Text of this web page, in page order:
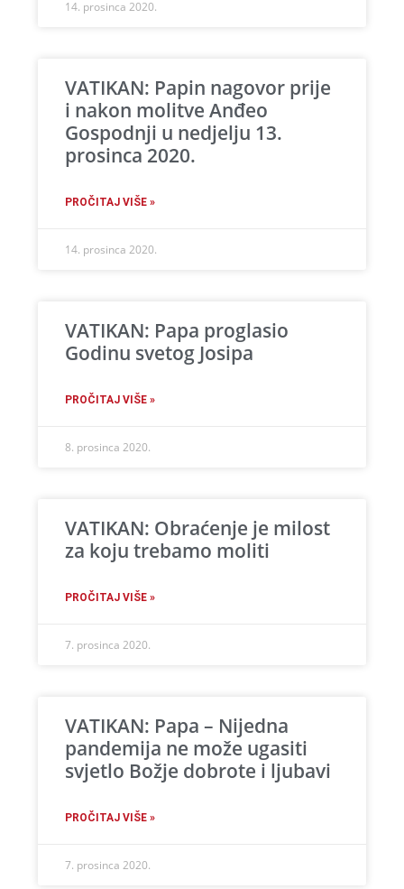
14. prosinca 2020.
VATIKAN: Papin nagovor prije
i nakon molitve Anđeo
Gospodnji u nedjelju 13.
prosinca 2020.
PROČITAJ VIŠE »
14. prosinca 2020.
VATIKAN: Papa proglasio
Godinu svetog Josipa
PROČITAJ VIŠE »
8. prosinca 2020.
VATIKAN: Obraćenje je milost
za koju trebamo moliti
PROČITAJ VIŠE »
7. prosinca 2020.
VATIKAN: Papa – Nijedna
pandemija ne može ugasiti
svjetlo Božje dobrote i ljubavi
PROČITAJ VIŠE »
7. prosinca 2020.